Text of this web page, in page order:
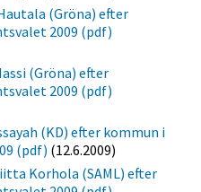
(Gröna) efter
2009 (pdf)
(Gröna) efter
2009 (pdf)
(KD) efter kommun i
(pdf) (12.6.2009)
Korhola (SAML) efter